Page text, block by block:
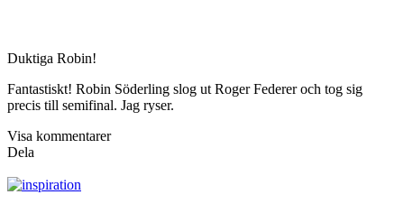
Duktiga Robin!
Fantastiskt! Robin Söderling slog ut Roger Federer och tog sig
precis till semifinal. Jag ryser.
Visa kommentarer
Dela